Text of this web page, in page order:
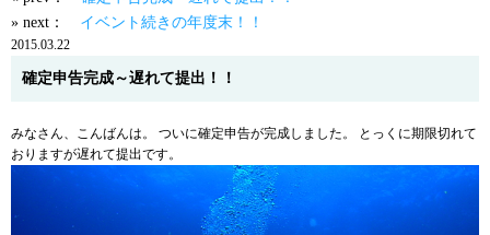
» next： イベント続きの年度末！！
2015.03.22
確定申告完成～遅れて提出！！
みなさん、こんばんは。 ついに確定申告が完成しました。 とっくに期限切れて
おりますが遅れて提出です。